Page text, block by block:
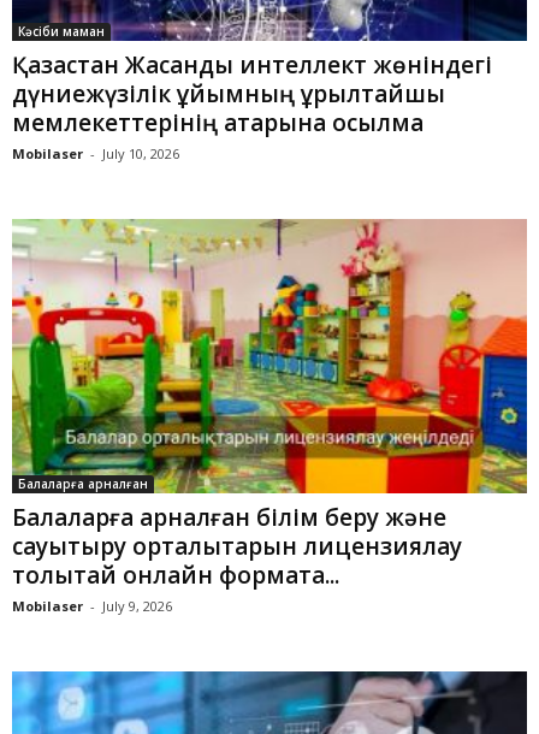
Кәсіби маман
Қазақстан Жасанды интеллект жөніндегі
дүниежүзілік ұйымның құрылтайшы
мемлекеттерінің қатарына қосылмақ
Mobilaser - July 10, 2026
Балаларға арналған
Балаларға арналған білім беру және
сауықтыру орталықтарын лицензиялау
толықтай онлайн форматқа...
Mobilaser - July 9, 2026